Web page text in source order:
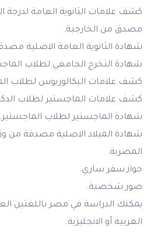
كشف علامات الثانوية العامة لدرجة
مصدق من الخارجية.
شهادة الثانوية العامة الاصلية
شهادة التخرج الجامعي لطلاب
كشف علامات البكالوريوس لطلاب
كشف علامات الماجستير لطلاب
شهادة الماجستير لطلاب الماجستير.
شهادة الميلاد الاصلية مصدقة من
المصرية.
جواز سفر ساري.
صور شخصية.
يمكنك الدراسة في مصر باللغتين
العربية أو الانجليزية.